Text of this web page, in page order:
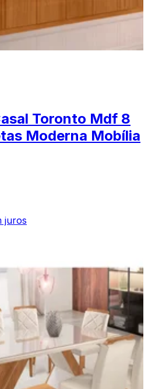
Toronto Mdf 8
Moderna Mobília
juros